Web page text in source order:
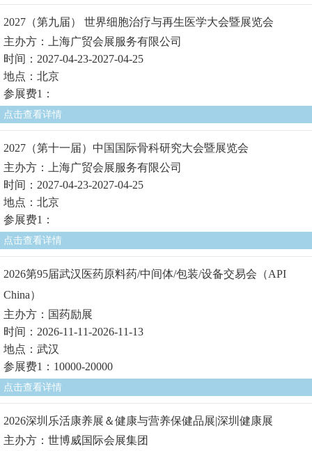
2027（第九届） 世界细胞治疗与再生医学大会暨展览会
主办方：上海广贸会展服务有限公司
时间：2027-04-23-2027-04-25
地点：北京
参展费1：
点击查看详情
2027（第十一届）中国国际骨科研究大会暨展览会
主办方：上海广贸会展服务有限公司
时间：2027-04-23-2027-04-25
地点：北京
参展费1：
点击查看详情
2026第95届武汉医药原料药/中间体/包装/设备交易会（API
China）
主办方：国药励展
时间：2026-11-11-2026-11-13
地点：武汉
参展费1：10000-20000
点击查看详情
2026深圳乐活康养展＆健康与营养保健品展|深圳健康展
主办方：世博威国际会展集团